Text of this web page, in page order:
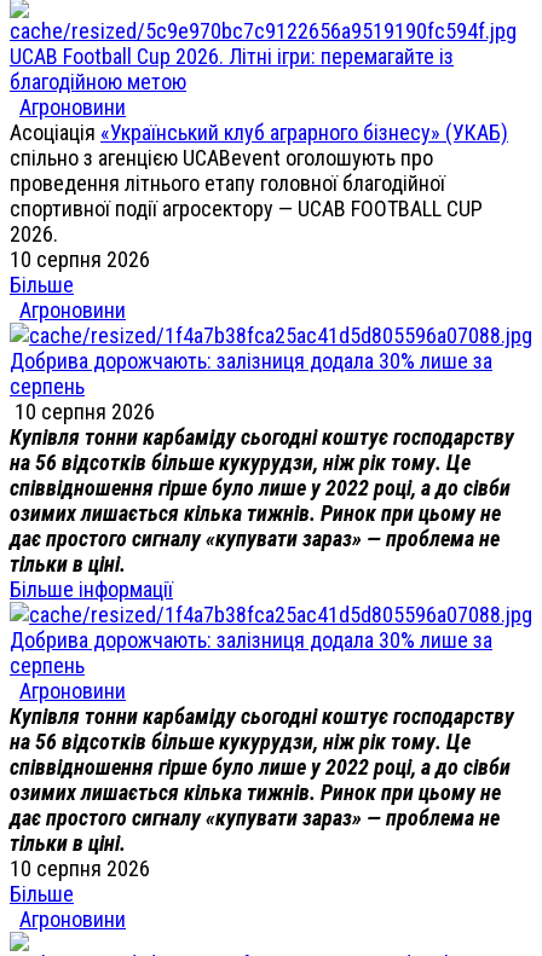
UCAB Football Cup 2026. Літні ігри: перемагайте із
благодійною метою
Агроновини
Асоціація «Український клуб аграрного бізнесу» (УКАБ)
спільно з агенцією UCABevent оголошують про
проведення літнього етапу головної благодійної
спортивної події агросектору — UCAB FOOTBALL CUP
2026.
10 серпня 2026
Більше
Агроновини
Добрива дорожчають: залізниця додала 30% лише за
серпень
10 серпня 2026
Купівля тонни карбаміду сьогодні коштує господарству
на 56 відсотків більше кукурудзи, ніж рік тому. Це
співвідношення гірше було лише у 2022 році, а до сівби
озимих лишається кілька тижнів. Ринок при цьому не
дає простого сигналу «купувати зараз» — проблема не
тільки в ціні.
Більше інформації
Добрива дорожчають: залізниця додала 30% лише за
серпень
Агроновини
Купівля тонни карбаміду сьогодні коштує господарству
на 56 відсотків більше кукурудзи, ніж рік тому. Це
співвідношення гірше було лише у 2022 році, а до сівби
озимих лишається кілька тижнів. Ринок при цьому не
дає простого сигналу «купувати зараз» — проблема не
тільки в ціні.
10 серпня 2026
Більше
Агроновини